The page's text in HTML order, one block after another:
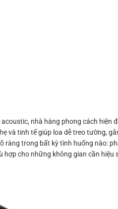
nhà hàng phong cách hiện
và tinh tế giúp loa dễ treo tường,
ràng trong bất kỳ tình huống nào:
hợp cho những không gian cần hiệu